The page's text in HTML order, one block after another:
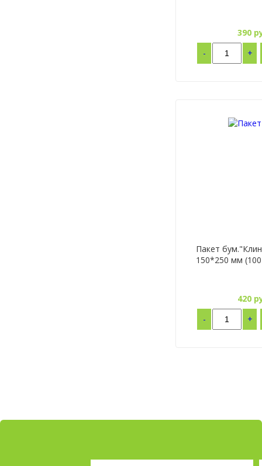
390
-
+
Пакет
150*250 мм
420
-
+